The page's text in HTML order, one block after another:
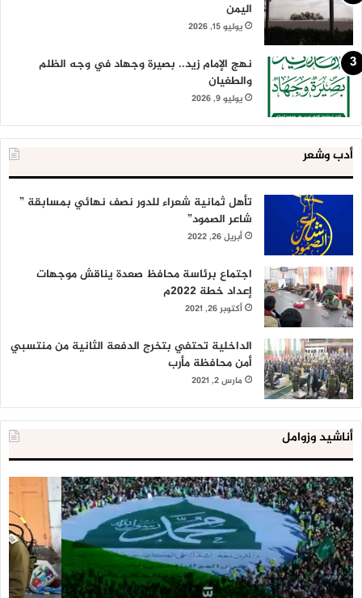
اليمن
يوليو 15, 2026
نهج الإمام زيد.. بصيرة وجهاد في وجه الظلم
والطغيان
يوليو 9, 2026
أدب وشعر
تأهل ثمانية شعراء للدور نصف نهائي بمسابقة ”
شاعر الصمود”
أبريل 26, 2022
اجتماع برئاسة محافظ صعدة يناقش موجهات
إعداد خطة 2022م
أكتوبر 26, 2021
الداخلية تحتفي بتخرج الدفعة الثانية من منتسبي
أمن محافظة مأرب
مارس 2, 2021
أناشيد وزوامل
العدو
الإسرائيلي
اعتقل
543
طفلا
فلسطينيا
خلال